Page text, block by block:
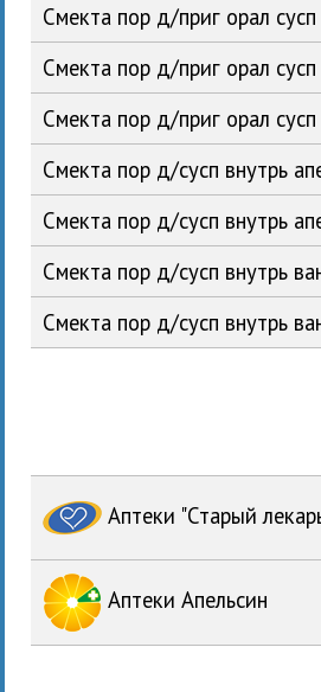
Смекта пор д/приг орал
Смекта пор д/приг орал
Смекта пор д/приг орал
Смекта пор д/сусп внутрь
Смекта пор д/сусп внутрь
Смекта пор д/сусп внутрь
Смекта пор д/сусп внутрь
Аптеки "Старый
Аптеки Апельсин